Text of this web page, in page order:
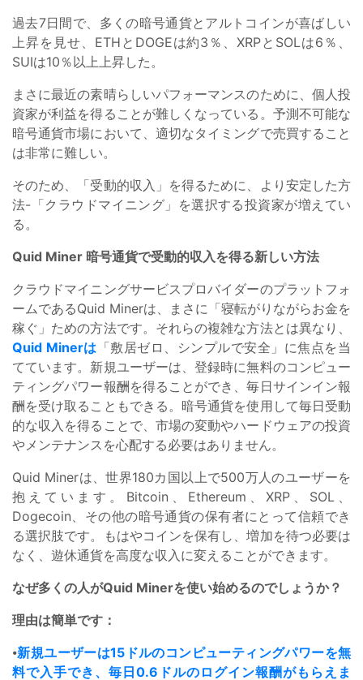
過去7日間で、多くの暗号通貨とアルトコインが喜ばしい
上昇を見せ、ETHとDOGEは約3％、XRPとSOLは6％、
SUIは10％以上上昇した。
まさに最近の素晴らしいパフォーマンスのために、個人投
資家が利益を得ることが難しくなっている。予測不可能な
暗号通貨市場において、適切なタイミングで売買すること
は非常に難しい。
そのため、「受動的収入」を得るために、より安定した方
法-「クラウドマイニング」を選択する投資家が増えてい
る。
Quid Miner 暗号通貨で受動的収入を得る新しい方法
クラウドマイニングサービスプロバイダーのプラットフォ
ームであるQuid Minerは、まさに「寝転がりながらお金を
稼ぐ」ための方法です。それらの複雑な方法とは異なり、
Quid Minerは 「敷居ゼロ、シンプルで安全」に焦点を当
てています。新規ユーザーは、登録時に無料のコンピュー
ティングパワー報酬を得ることができ、毎日サインイン報
酬を受け取ることもできる。暗号通貨を使用して毎日受動
的な収入を得ることで、市場の変動やハードウェアの投資
やメンテナンスを心配する必要はありません。
Quid Minerは、世界180カ国以上で500万人のユーザーを
抱えています。Bitcoin、Ethereum、XRP、SOL、
Dogecoin、その他の暗号通貨の保有者にとって信頼でき
る選択肢です。もはやコインを保有し、増加を待つ必要は
なく、遊休通貨を高度な収入に変えることができます。
なぜ多くの人がQuid Minerを使い始めるのでしょうか？
理由は簡単です：
⦁新規ユーザーは15ドルのコンピューティングパワーを無
料で入手でき、毎日0.6ドルのログイン報酬がもらえま